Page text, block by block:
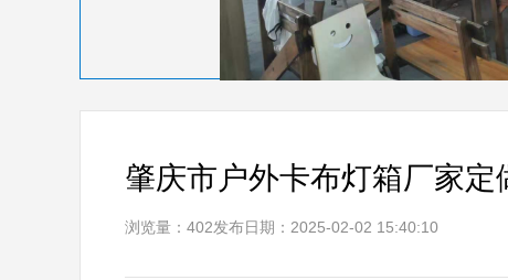
肇庆市户外卡布灯箱厂家定
浏览量：402发布日期：2025-02-02 15:40:10